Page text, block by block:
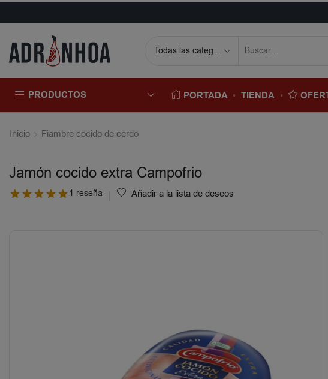
PRODUCTOS PORTADA TIENDA
Inicio Fiambre cocido de cerdo
Jamón cocido extra Campofrio
1 reseña Añadir a la lista de deseos